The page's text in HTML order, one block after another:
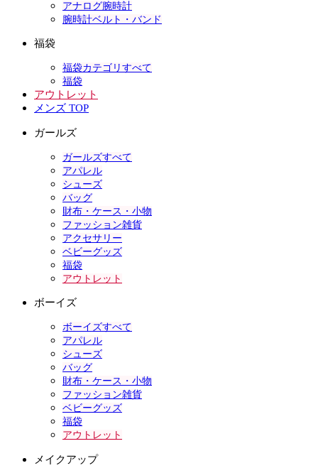
アナログ腕時計
腕時計ベルト・バンド
福袋
福袋カテゴリすべて
福袋
アウトレット
メンズ TOP
ガールズ
ガールズすべて
アパレル
シューズ
バッグ
財布・ケース・小物
ファッション雑貨
アクセサリー
ベビーグッズ
福袋
アウトレット
ボーイズ
ボーイズすべて
アパレル
シューズ
バッグ
財布・ケース・小物
ファッション雑貨
ベビーグッズ
福袋
アウトレット
メイクアップ